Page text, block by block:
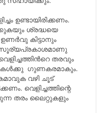
ഉണ്ടായിരിക്കണം.
ശ്രദ്ധയെ
കിട്ടാനും
സൂര്യപ്രകാശമാണു
തരവും
ഗുണകരമാകും.
വഴി ചൂട്
വെളിച്ചത്തിന്റെ
തരം ലൈറ്റുകളും